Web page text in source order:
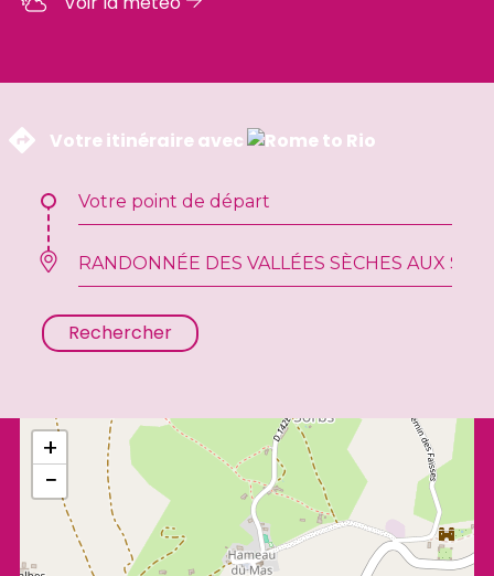
Votre itinéraire avec
Rechercher
+
−